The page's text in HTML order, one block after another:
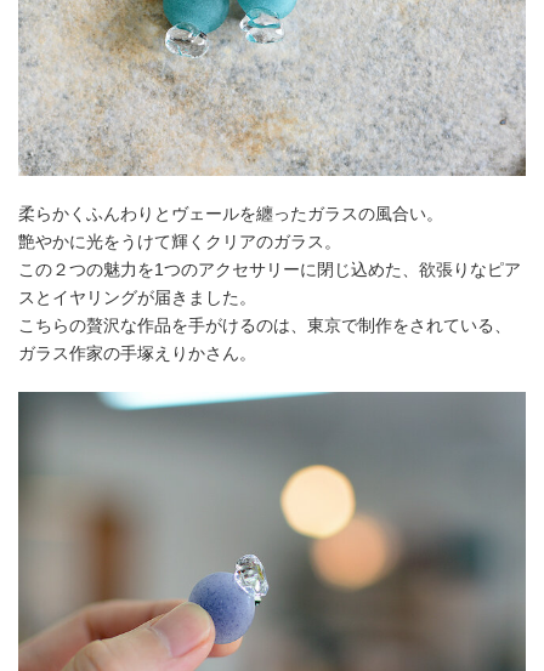
柔らかくふんわりとヴェールを纏ったガラスの風合い。
艶やかに光をうけて輝くクリアのガラス。
この２つの魅力を1つのアクセサリーに閉じ込めた、欲張りなピア
スとイヤリングが届きました。
こちらの贅沢な作品を手がけるのは、東京で制作をされている、
ガラス作家の手塚えりかさん。